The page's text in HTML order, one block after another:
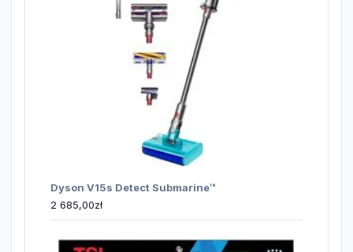
Dyson V15s Detect Submarine™
2 685,00zł